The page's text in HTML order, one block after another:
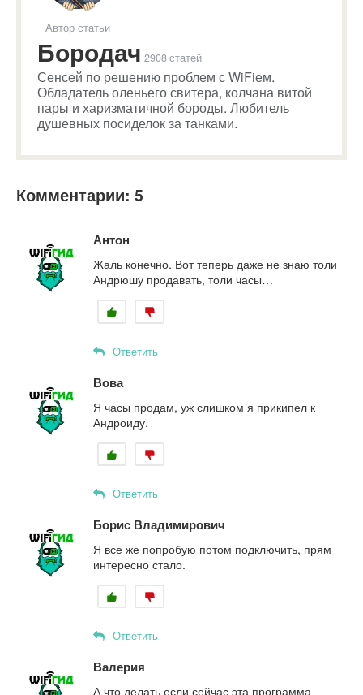
Автор статьи
Бородач 2908 статей
Сенсей по решению проблем с WiFiем.
Обладатель оленьего свитера, колчана витой
пары и харизматичной бороды. Любитель
душевных посиделок за танками.
Комментарии: 5
Антон
Жаль конечно. Вот теперь даже не знаю толи
Андрюшу продавать, толи часы…
Ответить
Вова
Я часы продам, уж слишком я прикипел к
Андроиду.
Ответить
Борис Владимирович
Я все же попробую потом подключить, прям
интересно стало.
Ответить
Валерия
А что делать если сейчас эта программа